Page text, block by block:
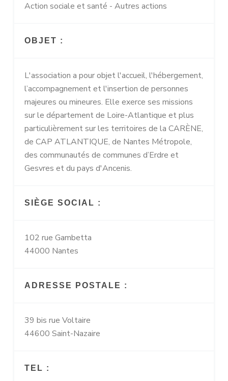
Action sociale et santé - Autres actions
OBJET :
L'association a pour objet l'accueil, l'hébergement,
l’accompagnement et l'insertion de personnes
majeures ou mineures. Elle exerce ses missions
sur le département de Loire-Atlantique et plus
particulièrement sur les territoires de la CARÈNE,
de CAP ATLANTIQUE, de Nantes Métropole,
des communautés de communes d’Erdre et
Gesvres et du pays d'Ancenis.
SIÈGE SOCIAL :
102 rue Gambetta
44000 Nantes
ADRESSE POSTALE :
39 bis rue Voltaire
44600 Saint-Nazaire
TEL :